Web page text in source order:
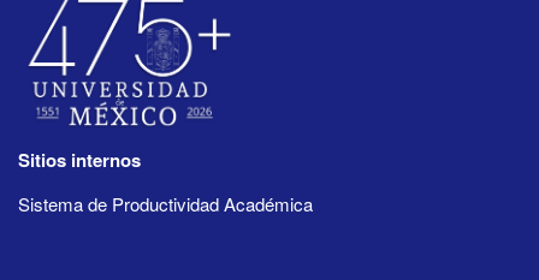
Sitios internos
Sistema de Productividad Académica